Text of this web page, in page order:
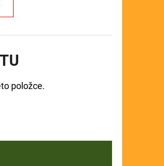
položce.